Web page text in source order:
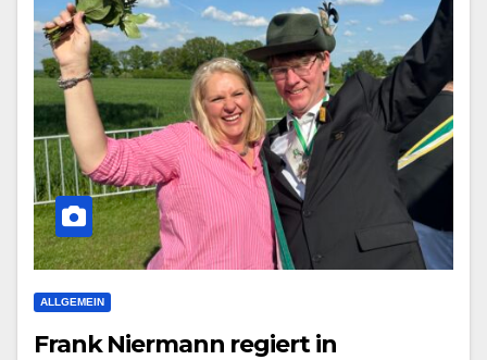
ALLGEMEIN
Frank Niermann regiert in